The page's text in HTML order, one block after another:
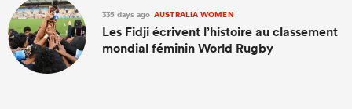
335 days ago AUSTRALIA WOMEN
Les Fidji écrivent l’histoire au classement
mondial féminin World Rugby